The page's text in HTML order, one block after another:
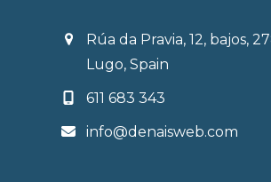
Rúa da Pravia, 12, bajos,
Lugo, Spain
611 683 343
info@denaisweb.com